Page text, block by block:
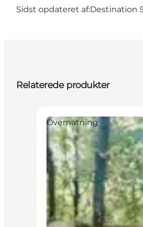
Sidst opdateret af:Destination
Relaterede produkter
Overnatning